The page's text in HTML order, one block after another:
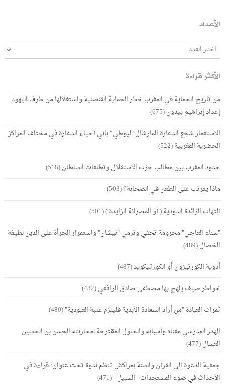
الأعداد
الأكثر قراءة
من تاريخ الحماية في المغرب خطر الحماية القنصلية واستغلالها من طرف اليهود
إعداد إبراهيم بيدون(675)
الاستعمار شجع الدعارة المارشال "ليوطي" باني أحياء الدعارة في مختلف المراكز
الحضرية المغربية(522)
حدود المغرب بين مطالب حزب الاستقلال وتطلعات السلطان(518)
ماذا يترتب على الطعن في الصحابة؟(503)
إلتهاب الزائدة الدودية ( أو المصرانة الزايدة )(501)
"سناء العاجي" محرومة تحثي وترمي "نيشان" واستمرار الجرأة على الدين لطيفة
الخصال(489)
أدوية الكورتيزون أو الكورتيكويد(487)
خواطر صيف يلهج بها مصطفى صادق الرافعي(482)
ثمرات العبادة "من أراد السعادة الأبدية فليلزم عتبة العبودية"(480)
الهدر المدرسي معناه وأسبابه والحلول المقترحة لمحاربته الحسن بن الحسين
العسال(477)
جمعية الدعوة إلى القرآن والسنة بمراكش تنظم ندوة تحت عنوان: قراءة في
الأحداث في ضوء المستجدات - السبيل -(471)